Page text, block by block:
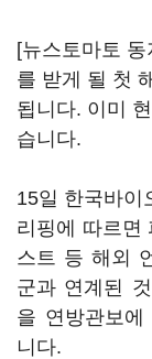
[뉴스토마토
를 받게 될 첫
됩니다. 이미
습니다.
15일 한국바이
리핑에 따르면
스트 등 해외
군과 연계된
을 연방관보
니다.